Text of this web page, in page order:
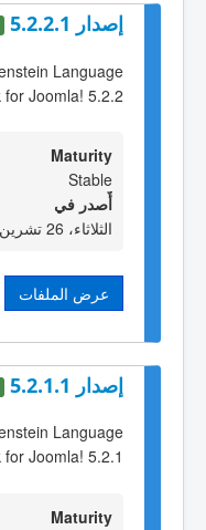
إصدار 5.2.2.1
Language
for Joomla! 5.2.2
Maturity
Stable
أٌصدر في
الثلاثاء، 26 تشرين2/نوفمبر 2024 16:00
عرض الملفات
إصدار 5.2.1.1
Language
for Joomla! 5.2.1
Maturity